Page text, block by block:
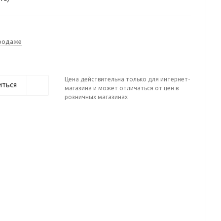
Цена действительна только для интернет-
магазина и может отличаться от цен в
розничных магазинах